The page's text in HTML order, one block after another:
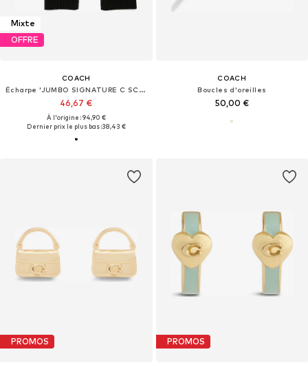
Mixte
OFFRE
COACH
Écharpe 'JUMBO SIGNATURE C SCARF'
46,67 €
À l'origine : 94,90 €
Dernier prix le plus bas :38,43 €
COACH
Boucles d'oreilles
50,00 €
PROMOS PROMOS